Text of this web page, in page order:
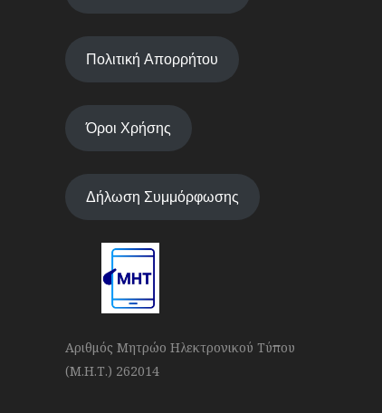
Πολιτική Απορρήτου
Όροι Χρήσης
Δήλωση Συμμόρφωσης
Αριθμός Μητρώο Ηλεκτρονικού Τύπου
(Μ.Η.Τ.) 262014